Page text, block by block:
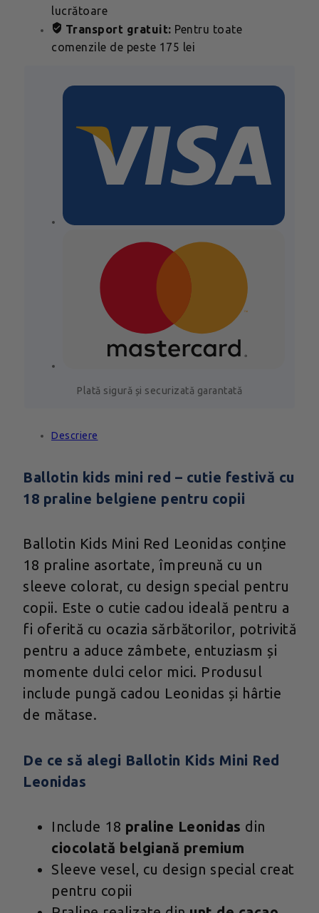
lucrătoare
Transport gratuit: Pentru toate
comenzile de peste 175 lei
Plată sigură și securizată garantată
Descriere
Ballotin kids mini red – cutie festivă cu
18 praline belgiene pentru copii
Ballotin Kids Mini Red Leonidas conține
18 praline asortate, împreună cu un
sleeve colorat, cu design special pentru
copii. Este o cutie cadou ideală pentru a
fi oferită cu ocazia sărbătorilor, potrivită
pentru a aduce zâmbete, entuziasm și
momente dulci celor mici. Produsul
include pungă cadou Leonidas și hârtie
de mătase.
De ce să alegi Ballotin Kids Mini Red
Leonidas
Include 18 praline Leonidas din
ciocolată belgiană premium
Sleeve vesel, cu design special creat
pentru copii